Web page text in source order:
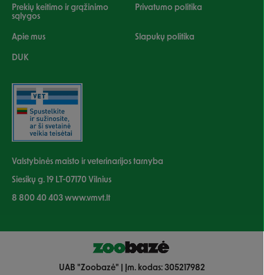
Prekių keitimo ir grąžinimo
sąlygos
Privatumo politika
Apie mus Slapukų politika
DUK
Valstybinės maisto ir veterinarijos tarnyba
Siesikų g. 19 LT-07170 Vilnius
8 800 40 403 www.vmvt.lt
UAB "Zoobazė" | Įm. kodas: 305217982